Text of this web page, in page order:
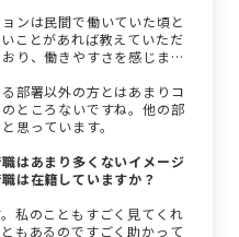
ンは民間で働いていた頃と
ことがあれば教えていただ
り、働きやすさを感じま
部署以外の方とはあまりコ
ところないですね。他の部
思っています。
はあまり多くないイメージ
は在籍していますか？
私のこともすごく見てくれ
もあるのですごく助かって